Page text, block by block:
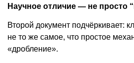
Научное отличие — не просто
Второй документ подчёркивает:
не то же самое, что простое
«дробление».